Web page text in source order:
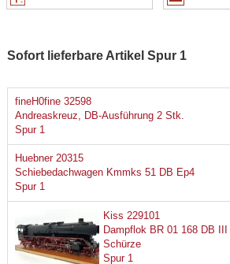
Sofort lieferbare Artikel Spur 1
fineH0fine 32598
Andreaskreuz, DB-Ausführung 2 Stk.
Spur 1
Huebner 20315
Schiebedachwagen Kmmks 51 DB Ep4
Spur 1
Kiss 229101
Dampflok BR 01 168 DB
Schürze
Spur 1